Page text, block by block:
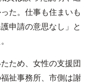
た。仕事も住まいも
申請の意思なし」と
ため、女性の支援団
祉事務所、市側は謝